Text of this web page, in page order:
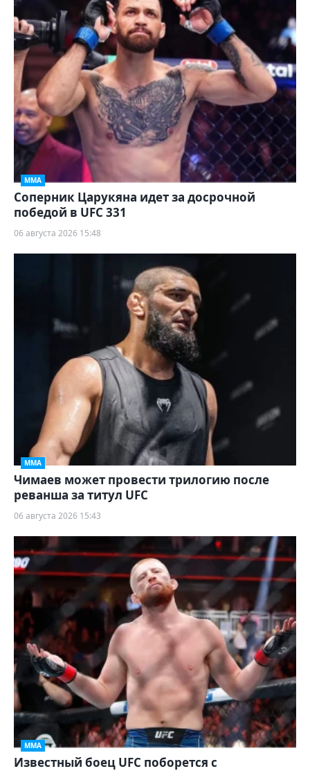
ММА
Соперник Царукяна идет за досрочной
победой в UFC 331
06 августа 2026 15:48
ММА
Чимаев может провести трилогию после
реванша за титул UFC
06 августа 2026 15:43
ММА
Известный боец UFC поборется с